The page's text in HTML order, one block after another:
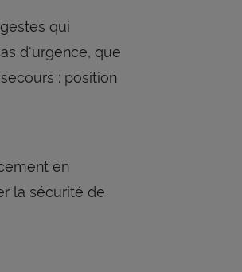
qui
d'urgence, que
: position
en
la sécurité de